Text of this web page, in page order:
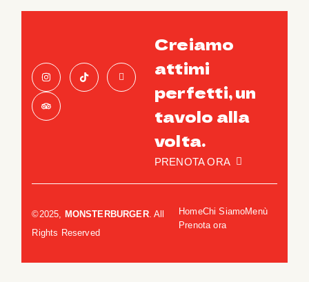
Creiamo
attimi
perfetti, un
tavolo alla
volta.
PRENOTA ORA
©2025, MONSTERBURGER. All
Rights Reserved
HomeChi SiamoMenù
Prenota ora